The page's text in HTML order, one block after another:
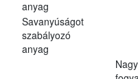
anyag
Savanyúságot
szabályozó
anyag